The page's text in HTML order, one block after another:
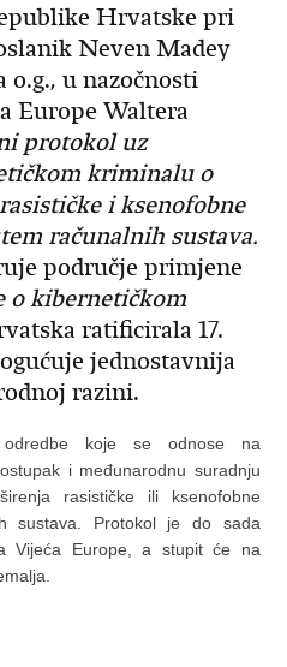
Hrvatske pri
Neven Madey
o.g., u nazočnosti
Europe Waltera
protokol uz
kriminalu o
i ksenofobne
računalnih sustava.
područje primjene
o kibernetičkom
ratificirala 17.
jednostavnija
razini.
odredbe koje se odnose na
i međunarodnu suradnju
rasističke ili ksenofobne
sustava. Protokol je do sada
Vijeća Europe, a stupit će na